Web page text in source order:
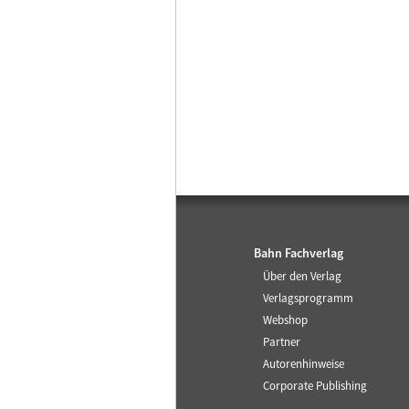
Bahn Fachverlag
Über den Verlag
Verlagsprogramm
Webshop
Partner
Autorenhinweise
Corporate Publishing